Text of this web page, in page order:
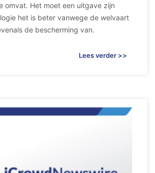
omvat. Het moet een uitgave zijn
het is beter vanwege de welvaart
de bescherming van.
Lees verder >>